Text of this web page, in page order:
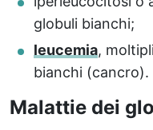
globuli bianchi;
leucemia,
bianchi (cancro).
Malattie dei